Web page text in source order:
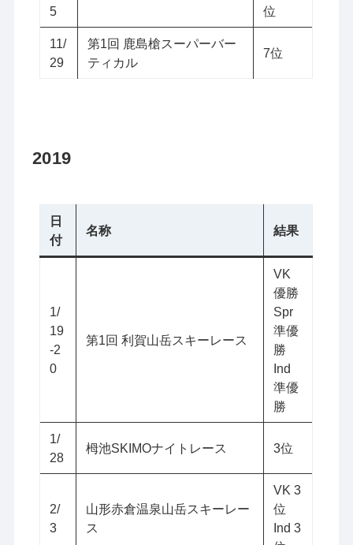
5
位
11/
29
第1回 鹿島槍スーパーバー
ティカル
7位
2019
日
付
名称 結果
1/
19
-2
0
第1回 利賀山岳スキーレース
VK
優勝
Spr
準優
勝
Ind
準優
勝
1/
28
栂池SKIMOナイトレース 3位
2/
3
山形赤倉温泉山岳スキーレー
ス
VK 3
位
Ind 3